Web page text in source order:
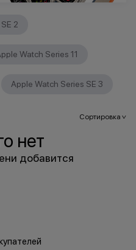
2
Watch Series 11
Apple Watch Series SE 3
Сортировка>
нет
добавится